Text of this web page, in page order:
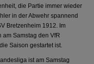
die Partie immer wieder
in der Abwehr spannend
Bretzenheim 1912. Im
Samstag den VfR
Saison gestartet ist.
ist am Samstag